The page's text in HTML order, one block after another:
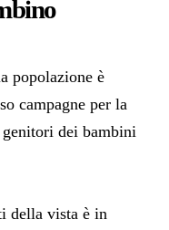
popolazione è
campagne per la
dei bambini
della vista è in